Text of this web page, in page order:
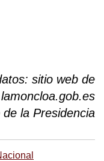
sitio web de
lamoncloa.gob.es
la Presidencia